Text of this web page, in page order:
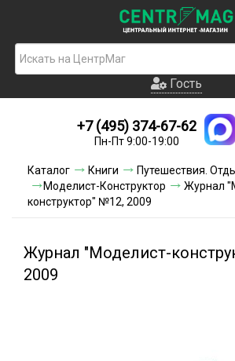
Гость
Новинки
Условия доставки
Условия оплаты
Гость
+7 (495) 374-67-62
Пн-Пт 9:00-19:00
Каталог Книги
Путешествия.
Моделист-Конструктор
Журнал
конструктор" №12, 2009
Журнал "Моделист-
2009